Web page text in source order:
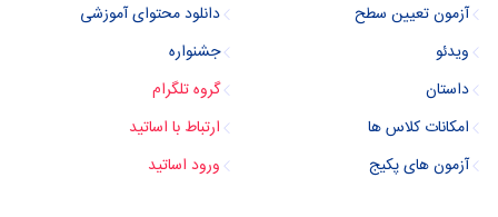
آزمون تعیین سطح
ویدئو
داستان
امکانات کلاس ها
آزمون های پکیج
دانلود محتوای آموزشی
جشنواره
گروه تلگرام
ارتباط با اساتید
ورود اساتید